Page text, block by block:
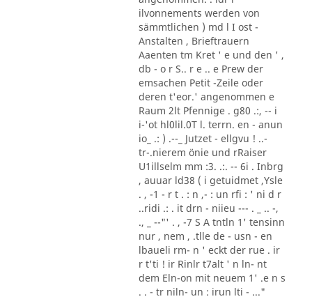
ilvonnements werden von
sämmtlichen ) md l I ost -
Anstalten , Brieftrauern
Aaenten tm Kret ' e und den ' ,
db - o r S.. r e .. e Prew der
emsachen Petit -Zeile oder
deren t'eor.' angenommen e
Raum 2lt Pfennige . g80 .:, -- i
i-'ot hl0lil.0T l. terrn. en - anun
io_ .: ) .--_ Jutzet - ellgvu ! ..-
tr-.nierem önie und rRaiser
U1illselm mm :3. .:. -- 6i . Inbrg
, auuar ld38 ( i getuidmet ,Ysle
. , -1 - r t . : n ,- : un rfi : ' ni d r
..ridi .: . it drn - niieu --- . _ .. -,
., _ --"' . , -7 S A tntln 1' tensinn
nur , nem , .tlle de - usn - en
lbaueli rm- n ' eckt der rue . ir
r t'ti ! ir Rinlr t7alt ' n ln- nt
dem Eln-on mit neuem 1' .e n s
. . - tr niln- un : irun lti - ..."